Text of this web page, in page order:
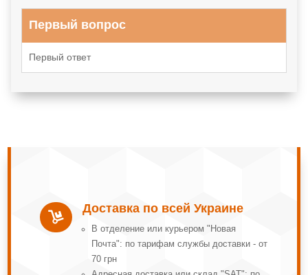
Первый вопрос
Первый ответ

Доставка по всей Украине
В отделение или курьером "Новая
Почта": по тарифам службы доставки - от
70 грн